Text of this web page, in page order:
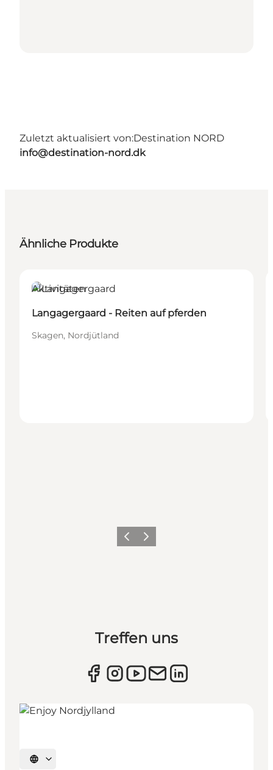
Zuletzt aktualisiert von:Destination NORD
info@destination-nord.dk
Ähnliche Produkte
Aktivitäten
Langagergaard - Reiten auf pferden
Skagen, Nordjütland
ZurückWeiter
Treffen uns
Sprache auswählen